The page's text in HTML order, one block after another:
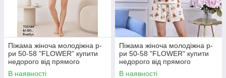
Піжама жіноча молодіжна р-
ри 50-58 "FLOWER" купити
недорого від прямого
постачальника
В наявності
Піжама жіноча молодіжна р-
ри 50-58 "FLOWER" купити
недорого від прямого
постачальника
В наявності